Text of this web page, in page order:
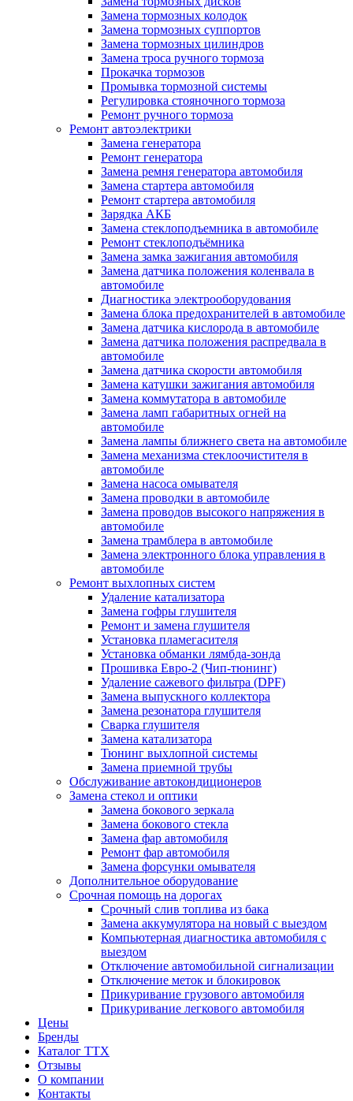
Замена тормозных колодок
Замена тормозных суппортов
Замена тормозных цилиндров
Замена троса ручного тормоза
Прокачка тормозов
Промывка тормозной системы
Регулировка стояночного тормоза
Ремонт ручного тормоза
Ремонт автоэлектрики
Замена генератора
Ремонт генератора
Замена ремня генератора автомобиля
Замена стартера автомобиля
Ремонт стартера автомобиля
Зарядка АКБ
Замена стеклоподъемника в автомобиле
Ремонт стеклоподъёмника
Замена замка зажигания автомобиля
Замена датчика положения коленвала в
автомобиле
Диагностика электрооборудования
Замена блока предохранителей в автомобиле
Замена датчика кислорода в автомобиле
Замена датчика положения распредвала в
автомобиле
Замена датчика скорости автомобиля
Замена катушки зажигания автомобиля
Замена коммутатора в автомобиле
Замена ламп габаритных огней на
автомобиле
Замена лампы ближнего света на автомобиле
Замена механизма стеклоочистителя в
автомобиле
Замена насоса омывателя
Замена проводки в автомобиле
Замена проводов высокого напряжения в
автомобиле
Замена трамблера в автомобиле
Замена электронного блока управления в
автомобиле
Ремонт выхлопных систем
Удаление катализатора
Замена гофры глушителя
Ремонт и замена глушителя
Установка пламегасителя
Установка обманки лямбда-зонда
Прошивка Евро-2 (Чип-тюнинг)
Удаление сажевого фильтра (DPF)
Замена выпускного коллектора
Замена резонатора глушителя
Сварка глушителя
Замена катализатора
Тюнинг выхлопной системы
Замена приемной трубы
Обслуживание автокондиционеров
Замена стекол и оптики
Замена бокового зеркала
Замена бокового стекла
Замена фар автомобиля
Ремонт фар автомобиля
Замена форсунки омывателя
Дополнительное оборудование
Срочная помощь на дорогах
Срочный слив топлива из бака
Замена аккумулятора на новый с выездом
Компьютерная диагностика автомобиля с
выездом
Отключение автомобильной сигнализации
Отключение меток и блокировок
Прикуривание грузового автомобиля
Прикуривание легкового автомобиля
Цены
Бренды
Каталог ТТХ
Отзывы
О компании
Контакты